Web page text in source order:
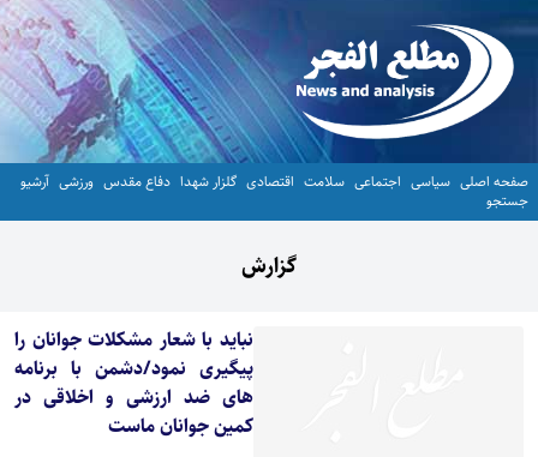
صفحه اصلی سیاسی اجتماعی سلامت اقتصادی گلزار شهدا دفاع مقدس ورزشی آرشیو
جستجو
گزارش
نباید با شعار مشکلات جوانان را
پیگیری نمود/دشمن با برنامه
های ضد ارزشی و اخلاقی در
کمین جوانان ماست